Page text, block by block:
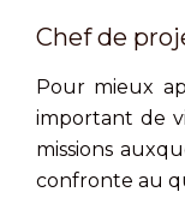
Chef de
Pour mieux
important de
missions
confronte au